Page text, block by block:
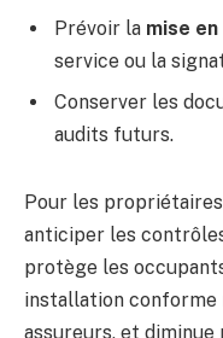
Prévoir la mise
service ou la
Conserver les
audits futurs.
Pour les
anticiper les
protège les
installation conforme
assureurs, et diminue